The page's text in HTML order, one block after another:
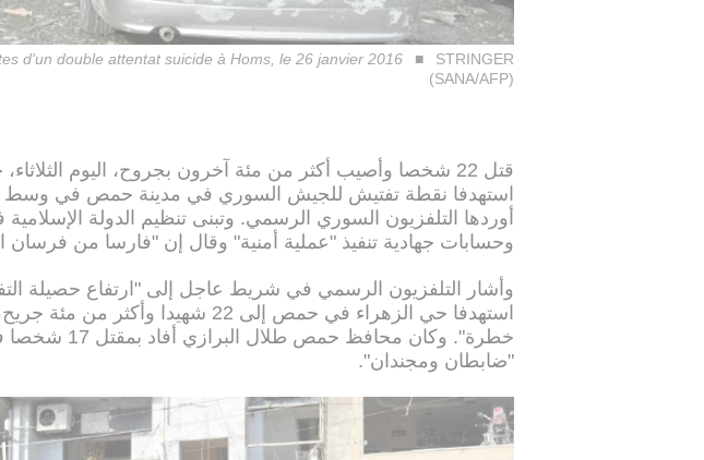
d'un double attentat suicide à Homs, le 26 janvier 2016
STRINGER
(SANA/AFP)
قتل 22 شخصا وأصيب أكثر من مئة آخرون بجروح، اليوم
استهدفا نقطة تفتيش للجيش السوري في مدينة حمص في وسط
أوردها التلفزيون السوري الرسمي. وتبنى تنظيم الدولة الإسلامية
وحسابات جهادية تنفيذ "عملية أمنية" وقال إن "فارسا من فرسان
وأشار التلفزيون الرسمي في شريط عاجل إلى "ارتفاع حصيلة
استهدفا حي الزهراء في حمص إلى 22 شهيدا
خطرة". وكان محافظ
"ضابطان ومجندان".